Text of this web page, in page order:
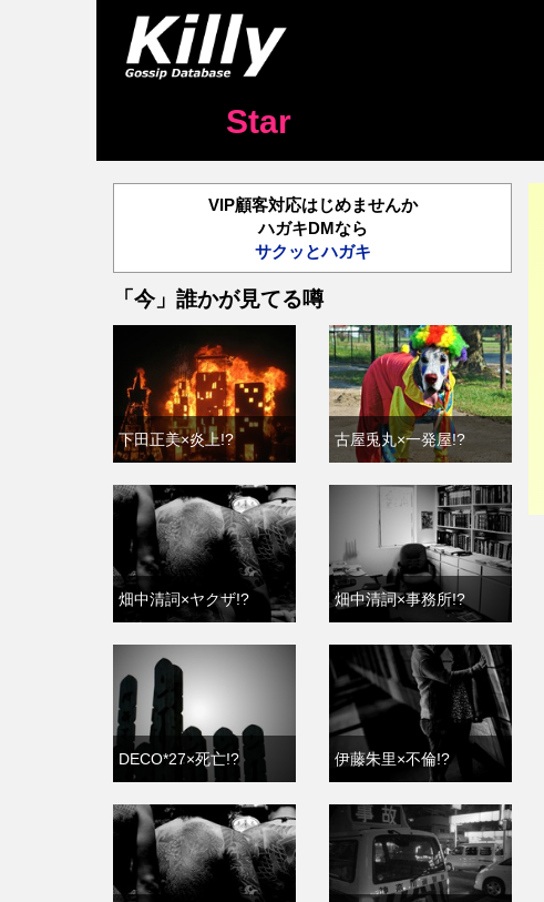
Star
VIP顧客対応はじめませんか
ハガキDMなら
サクッとハガキ
「今」誰かが見てる噂
下田正美×炎上!? 古屋兎丸×一発屋!?
畑中清詞×ヤクザ!? 畑中清詞×事務所!?
DECO*27×死亡!? 伊藤朱里×不倫!?